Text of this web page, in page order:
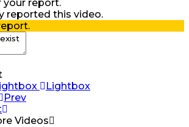
your report.
reported this video.
Lightbox
Prev
Videos